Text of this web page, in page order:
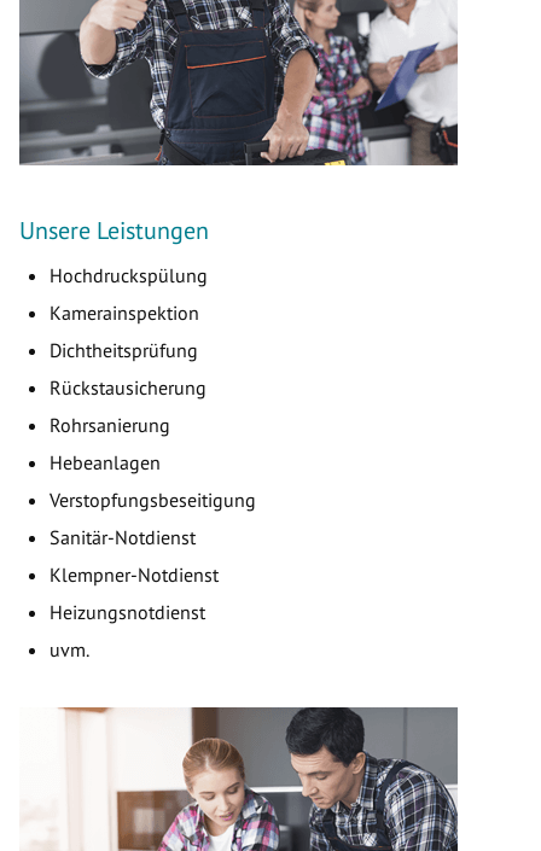
Unsere Leistungen
Hochdruckspülung
Kamerainspektion
Dichtheitsprüfung
Rückstausicherung
Rohrsanierung
Hebeanlagen
Verstopfungsbeseitigung
Sanitär-Notdienst
Klempner-Notdienst
Heizungsnotdienst
uvm.